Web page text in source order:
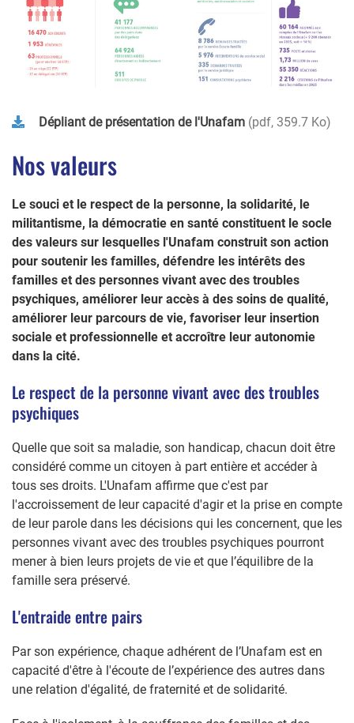
Dépliant de présentation de l'Unafam pdf, 359.7 Ko
Nos valeurs
Le souci et le respect de la personne, la solidarité, le
militantisme, la démocratie en santé constituent le socle
des valeurs sur lesquelles l'Unafam construit son action
pour soutenir les familles, défendre les intérêts des
familles et des personnes vivant avec des troubles
psychiques, améliorer leur accès à des soins de qualité,
améliorer leur parcours de vie, favoriser leur insertion
sociale et professionnelle et accroître leur autonomie
dans la cité.
Le respect de la personne vivant avec des troubles
psychiques
Quelle que soit sa maladie, son handicap, chacun doit être
considéré comme un citoyen à part entière et accéder à
tous ses droits. L'Unafam affirme que c'est par
l'accroissement de leur capacité d'agir et la prise en compte
de leur parole dans les décisions qui les concernent, que les
personnes vivant avec des troubles psychiques pourront
mener à bien leurs projets de vie et que l’équilibre de la
famille sera préservé.
L'entraide entre pairs
Par son expérience, chaque adhérent de l’Unafam est en
capacité d'être à l'écoute de l’expérience des autres dans
une relation d'égalité, de fraternité et de solidarité.